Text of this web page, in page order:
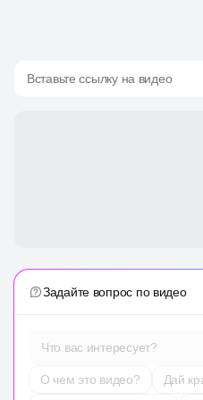
Вставьте ссылку на видео
Задайте вопрос по видео
Что вас интересует?
О чем это видео?
Дай